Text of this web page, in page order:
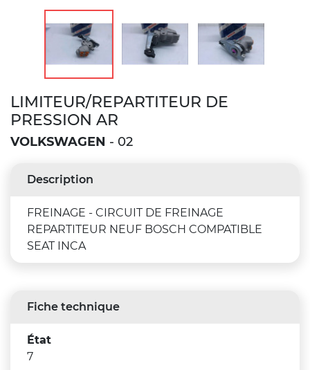
LIMITEUR/REPARTITEUR DE
PRESSION AR
VOLKSWAGEN - 02
Description
FREINAGE - CIRCUIT DE FREINAGE
REPARTITEUR NEUF BOSCH COMPATIBLE
SEAT INCA
Fiche technique
État
7